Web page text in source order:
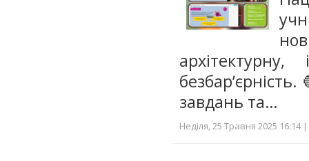
завдань та…
Неділя, 25 Травня 2025 16:14